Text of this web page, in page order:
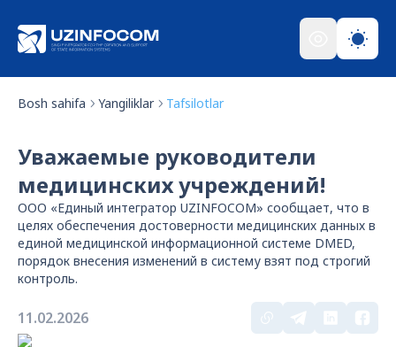
Bosh sahifa Yangiliklar Tafsilotlar
Уважаемые руководители
медицинских учреждений!
ООО «Единый интегратор UZINFOCOM» сообщает, что в
целях обеспечения достоверности медицинских данных в
единой медицинской информационной системе DMED,
порядок внесения изменений в систему взят под строгий
контроль.
11.02.2026